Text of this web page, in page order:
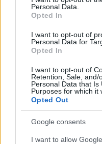
Personal Data.
Opted In
I want to opt-out of
Personal Data for
Opted In
I want to opt-out of
Retention, Sale, and/
Personal Data that Is
Purposes for which it
Opted Out
Google consents
I want to allow
alternative possono
Anche la struttura
rimborso anticipato
lungo la curva. Titoli
presentanoduration
i governativi e la
casi, la